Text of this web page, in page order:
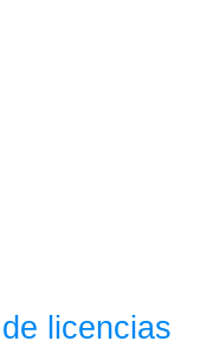
licencias